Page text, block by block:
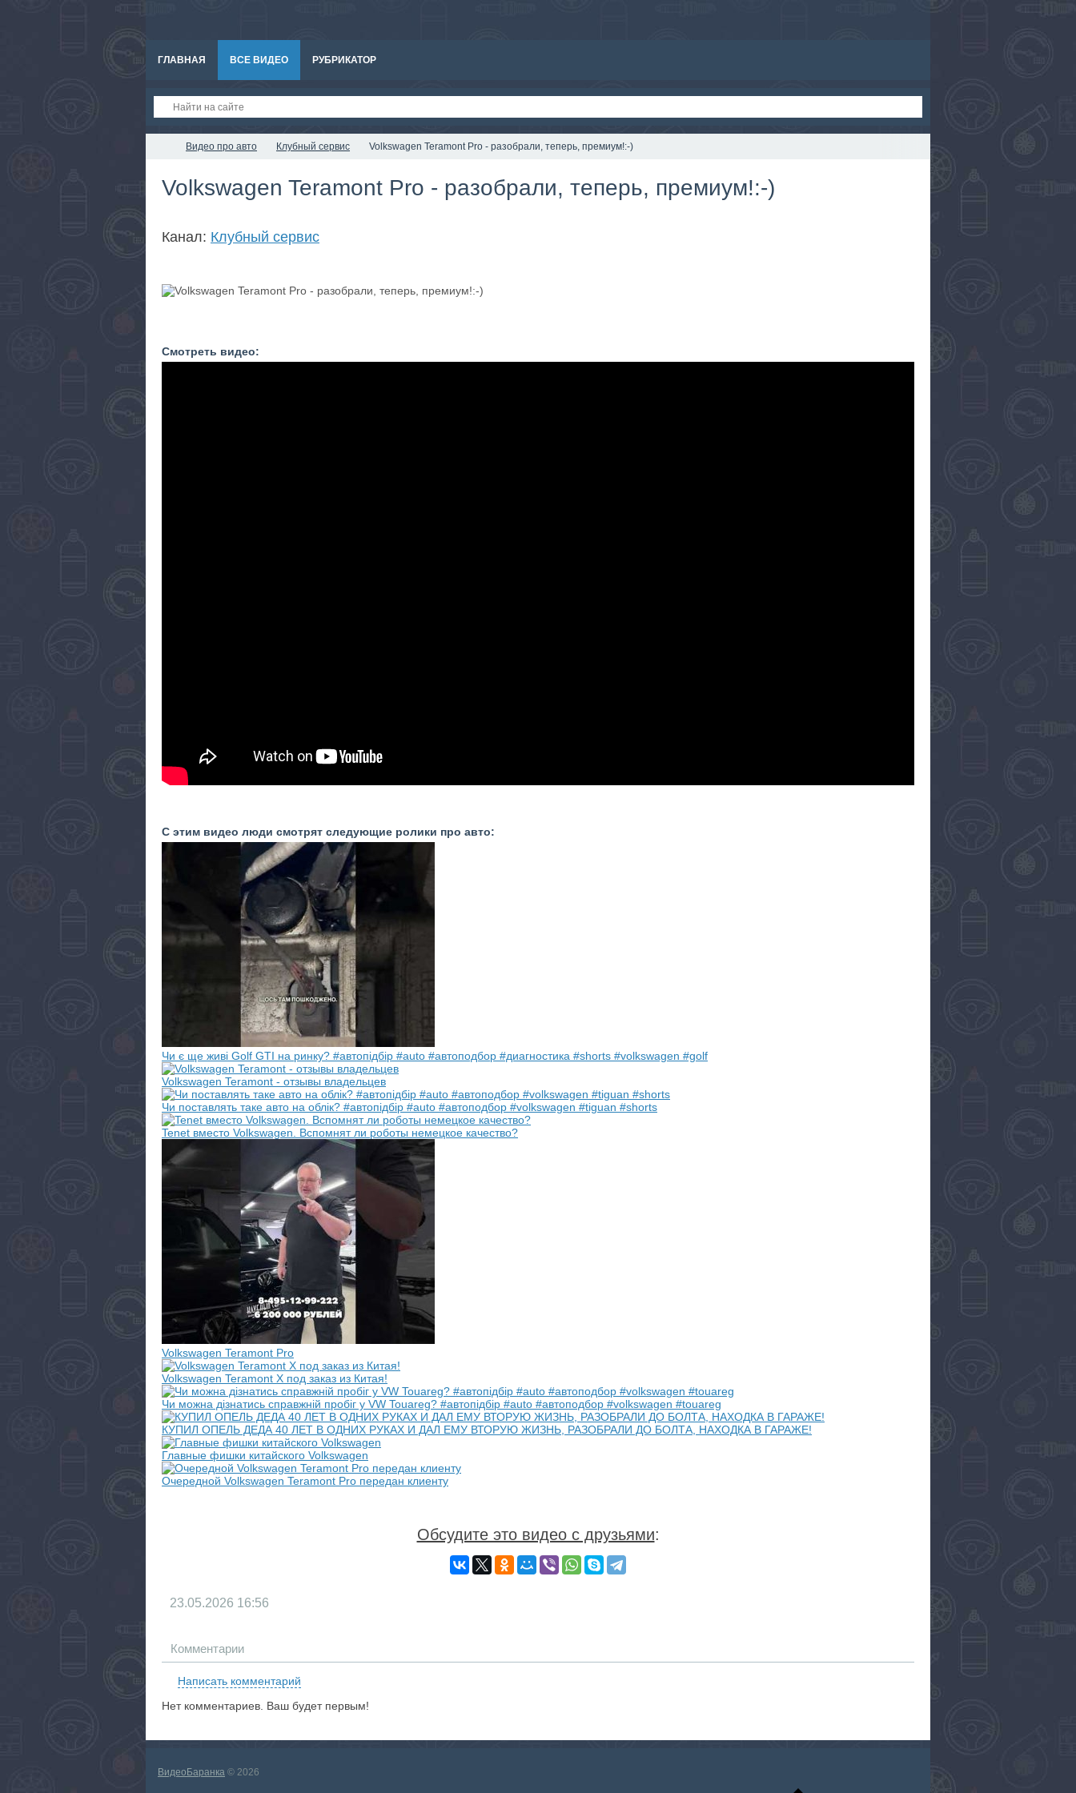
ГЛАВНАЯ ВСЕ ВИДЕО РУБРИКАТОР
Видео про авто Клубный сервис Volkswagen Teramont Pro - разобрали, теперь, премиум!:-)
Volkswagen Teramont Pro - разобрали, теперь, премиум!:-)
Канал: Клубный сервис
Смотреть видео:
С этим видео люди смотрят следующие ролики про авто:
Чи є ще живі Golf GTI на ринку? #автопідбір #auto #автоподбор #диагностика #shorts #volkswagen #golf
Volkswagen Teramont - отзывы владельцев
Чи поставлять таке авто на облік? #автопідбір #auto #автоподбор #volkswagen #tiguan #shorts
Tenet вместо Volkswagen. Вспомнят ли роботы немецкое качество?
Volkswagen Teramont Pro
Volkswagen Teramont X под заказ из Китая!
Чи можна дізнатись справжній пробіг у VW Touareg? #автопідбір #auto #автоподбор #volkswagen #touareg
КУПИЛ ОПЕЛЬ ДЕДА 40 ЛЕТ В ОДНИХ РУКАХ И ДАЛ ЕМУ ВТОРУЮ ЖИЗНЬ, РАЗОБРАЛИ ДО БОЛТА, НАХОДКА В ГАРАЖЕ!
Главные фишки китайского Volkswagen
Очередной Volkswagen Teramont Pro передан клиенту
Обсудите это видео с друзьями:
23.05.2026 16:56
Комментарии
Написать комментарий
Нет комментариев. Ваш будет первым!
ВидеоБаранка © 2026